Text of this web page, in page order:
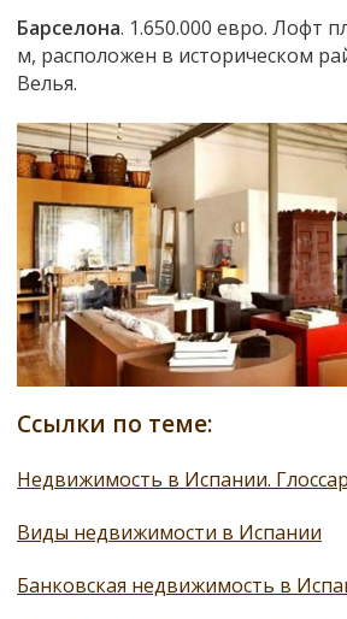
Барселона. 1.650.000 евро. Лофт
м, расположен в историческом
Велья.
Ссылки по теме:
Недвижимость в Испании.
Виды недвижимости в Испании
Банковская недвижимость в